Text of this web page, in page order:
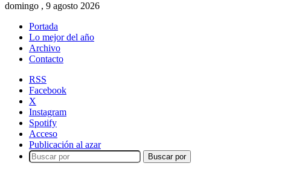
domingo , 9 agosto 2026
Portada
Lo mejor del año
Archivo
Contacto
RSS
Facebook
X
Instagram
Spotify
Acceso
Publicación al azar
Buscar por